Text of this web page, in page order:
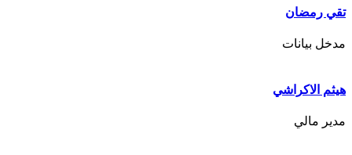
تقي رمضان
مدخل بيانات
هيثم الاكراشي
مدير مالي